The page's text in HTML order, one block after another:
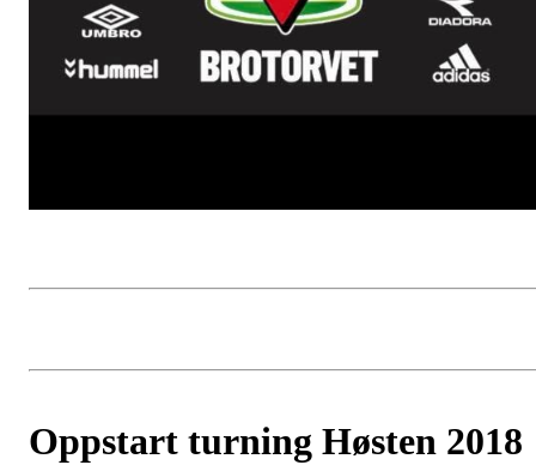
Oppstart turning Høsten 2018